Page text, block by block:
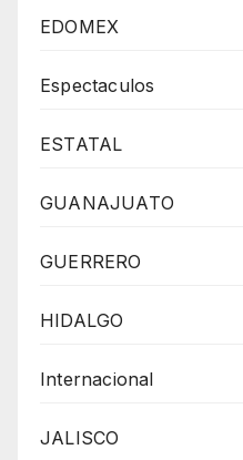
EDOMEX
Espectaculos
ESTATAL
GUANAJUATO
GUERRERO
HIDALGO
Internacional
JALISCO